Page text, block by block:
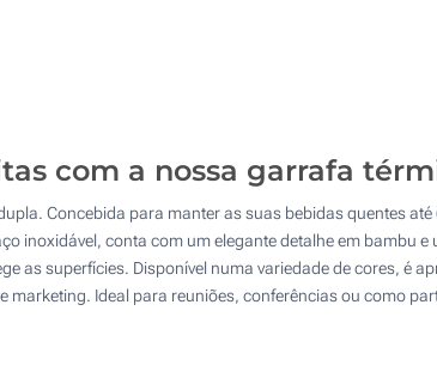
Impressão digital full color (Impressão circular)
Gravação a Laser (Num lado)
150
300
Outra : Atualizar
com a nossa garrafa
Concebida para manter as suas bebidas quentes
inoxidável, conta com um elegante detalhe em bambu
as superfícies. Disponível numa variedade de cores, é
Ideal para reuniões, conferências ou como